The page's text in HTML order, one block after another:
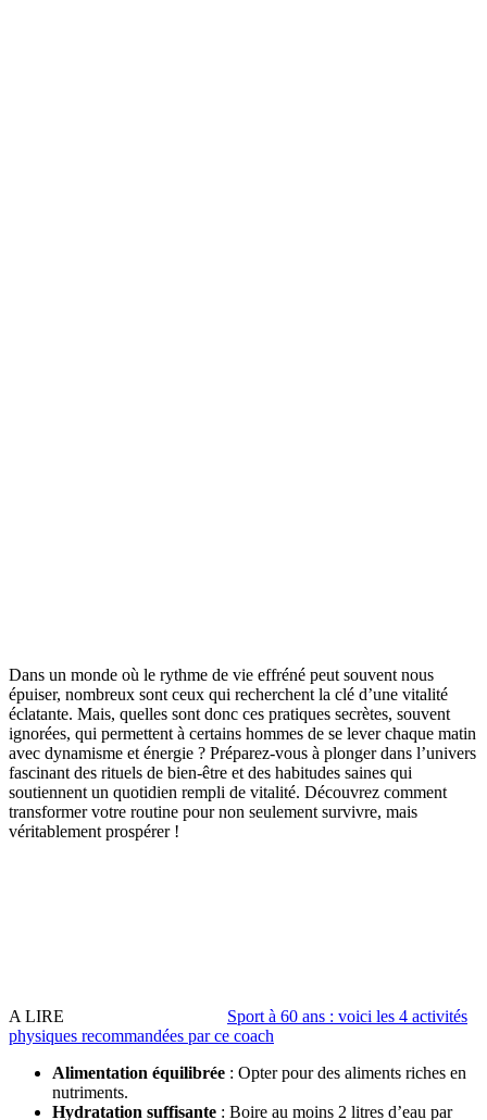
Dans un monde où le rythme de vie effréné peut souvent nous
épuiser, nombreux sont ceux qui recherchent la clé d’une vitalité
éclatante. Mais, quelles sont donc ces pratiques secrètes, souvent
ignorées, qui permettent à certains hommes de se lever chaque matin
avec dynamisme et énergie ? Préparez-vous à plonger dans l’univers
fascinant des rituels de bien-être et des habitudes saines qui
soutiennent un quotidien rempli de vitalité. Découvrez comment
transformer votre routine pour non seulement survivre, mais
véritablement prospérer !
A LIRE
Sport à 60 ans : voici les 4 activités
physiques recommandées par ce coach
Alimentation équilibrée : Opter pour des aliments riches en
nutriments.
Hydratation suffisante : Boire au moins 2 litres d’eau par